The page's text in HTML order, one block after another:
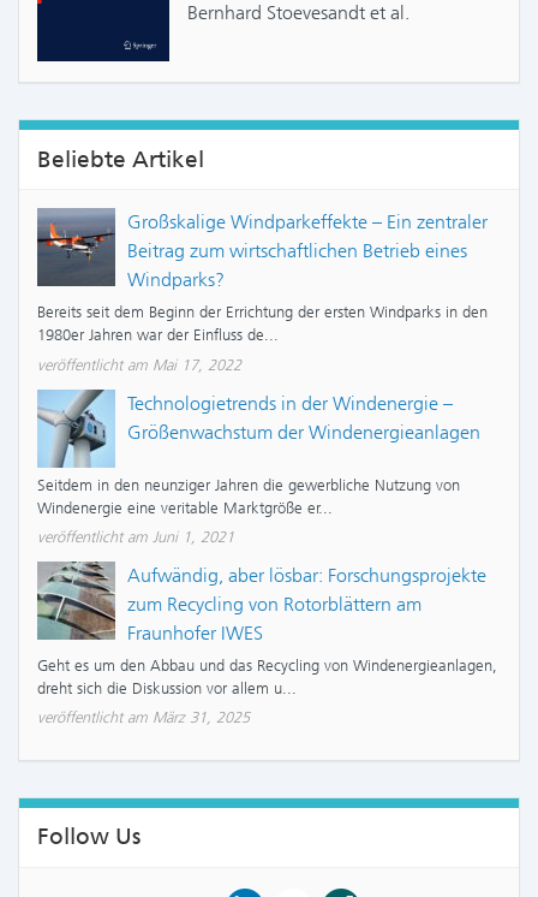
Bernhard Stoevesandt et al.
Beliebte Artikel
Großskalige Windparkeffekte – Ein zentraler
Beitrag zum wirtschaftlichen Betrieb eines
Windparks?
Bereits seit dem Beginn der Errichtung der ersten Windparks in den
1980er Jahren war der Einfluss de...
veröffentlicht am Mai 17, 2022
Technologietrends in der Windenergie –
Größenwachstum der Windenergieanlagen
Seitdem in den neunziger Jahren die gewerbliche Nutzung von
Windenergie eine veritable Marktgröße er...
veröffentlicht am Juni 1, 2021
Aufwändig, aber lösbar: Forschungsprojekte
zum Recycling von Rotorblättern am
Fraunhofer IWES
Geht es um den Abbau und das Recycling von Windenergieanlagen,
dreht sich die Diskussion vor allem u...
veröffentlicht am März 31, 2025
Follow Us